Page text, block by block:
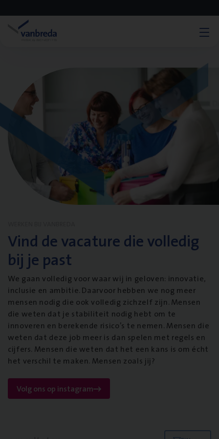
Vind de vacature die volledig
bij je past
We gaan volledig voor waar wij in geloven: innovatie,
inclusie en ambitie. Daarvoor hebben we nog meer
mensen nodig die ook volledig zichzelf zijn. Mensen
die weten dat je stabiliteit nodig hebt om te
innoveren en berekende risico’s te nemen. Mensen die
weten dat deze job meer is dan spelen met regels en
cijfers. Mensen die weten dat het een kans is om écht
het verschil te maken. Mensen zoals jij?
Volg ons op instagram